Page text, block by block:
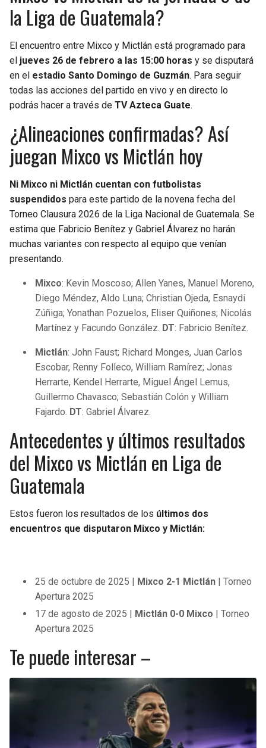
la Liga de Guatemala?
El encuentro entre Mixco y Mictlán está programado para
el jueves 26 de febrero a las 15:00 horas y se disputará
en el estadio Santo Domingo de Guzmán. Para seguir
todas las acciones del partido en vivo y en directo lo
podrás hacer a través de TV Azteca Guate.
¿Alineaciones confirmadas? Así
juegan Mixco vs Mictlán hoy
Ni Mixco ni Mictlán cuentan con futbolistas
suspendidos para este partido de la novena fecha del
Torneo Clausura 2026 de la Liga Nacional de Guatemala. Se
estima que Fabricio Benítez y Gabriel Álvarez no harán
muchas variantes con respecto al equipo que venían
presentando.
Mixco: Kevin Moscoso; Allen Yanes, Manuel Moreno,
Diego Méndez, Aldo Luna; Christian Ojeda, Esnaydi
Zúñiga; Yonathan Pozuelos, Eliser Quiñones; Nicolás
Martínez y Facundo González. DT: Fabricio Benítez.
Mictlán: John Faust; Richard Monges, Juan Carlos
Escobar, Renny Folleco, William Ramírez; Jonas
Herrarte, Kendel Herrarte, Miguel Ángel Lemus,
Guillermo Chavasco; Sebastián Colón y William
Fajardo. DT: Gabriel Álvarez.
Antecedentes y últimos resultados
del Mixco vs Mictlán en Liga de
Guatemala
Estos fueron los resultados de los últimos dos
encuentros que disputaron Mixco y Mictlán:
25 de octubre de 2025 | Mixco 2-1 Mictlán | Torneo
Apertura 2025
17 de agosto de 2025 | Mictlán 0-0 Mixco | Torneo
Apertura 2025
Te puede interesar –